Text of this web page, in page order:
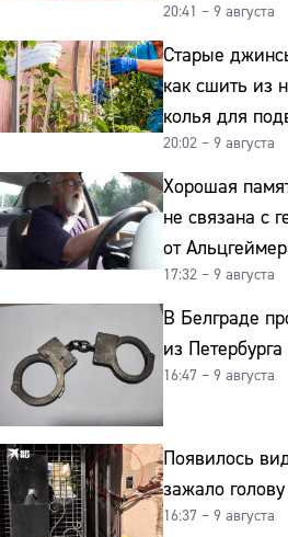
20:41 – 9 августа
Старые
как сшить из
колья для
20:02 – 9 августа
Хорошая
не связана с
от
на старение
17:32 – 9 августа
В Белграде
из Петербурга
16:47 – 9 августа
Появилось
зажало
16:37 – 9 августа